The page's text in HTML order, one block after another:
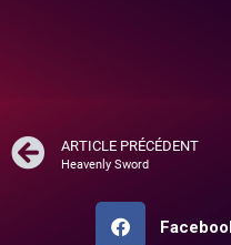
ARTICLE PRÉCÉDENT
Heavenly Sword